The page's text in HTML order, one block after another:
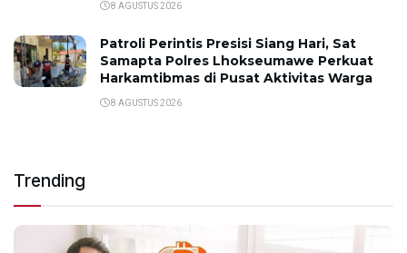
8 AGUSTUS 2026
Patroli Perintis Presisi Siang Hari, Sat
Samapta Polres Lhokseumawe Perkuat
Harkamtibmas di Pusat Aktivitas Warga
8 AGUSTUS 2026
Trending